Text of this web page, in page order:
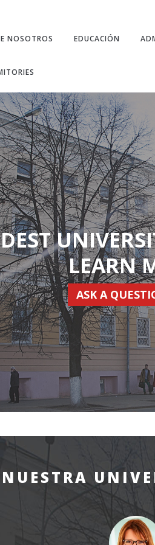
NOSOTROS EDUCACIÓN
LEARN
ASK A
NUESTRA